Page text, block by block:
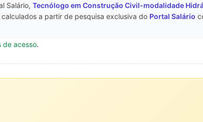
Salário, Tecnólogo em Construção Civil-modalidade
calculados a partir de pesquisa exclusiva do Portal Salário
de acesso.